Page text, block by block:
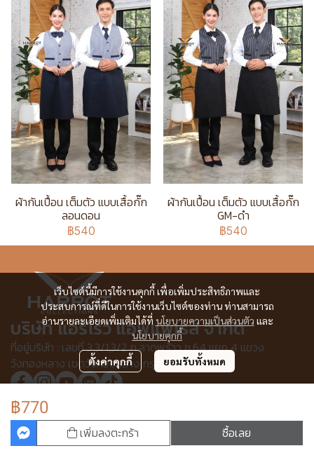
ผ้ากันเปื้อน เต็มตัว แบบเสื้อกั๊ก
ลอนดอน
฿540
ผ้ากันเปื้อน เต็มตัว แบบเสื้อกั๊ก
GM-ดำ
฿540
฿770
เพิ่มลงตะกร้า ซื้อเลย
เว็บไซต์นี้มีการใช้งานคุกกี้ เพื่อเพิ่มประสิทธิภาพและ
ประสบการณ์ที่ดีในการใช้งานเว็บไซต์ของท่าน ท่านสามารถ
อ่านรายละเอียดเพิ่มเติมได้ที่ นโยบายความเป็นส่วนตัว และ
นโยบายคุกกี้
ตั้งค่าคุกกี้ ยอมรับทั้งหมด
บริษัท แอร์โรว์ แอพแพเรล จำกัด
ที่อยู่บริษัท : เลขที่ 3,3/1,3/2 ก.ลาดพร้าว ซ.64 แยก 4 แขวง
วังทองหลาง เขตวังทองหลาง กรุงเทพฯ 10310
© Copyright 2025 All Rights Reserved.
ผู้เข้าชมวันนี้2,595